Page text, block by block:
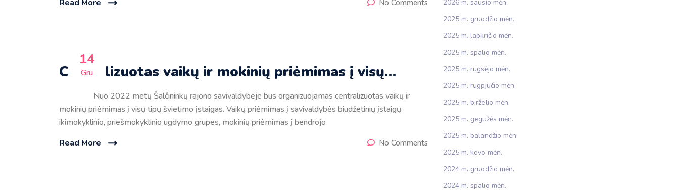
Read More No Comments
14
Gru
Centralizuotas vaikų ir mokinių priėmimas į visų…
Nuo 2022 metų Šalčininkų rajono savivaldybėje bus organizuojamas centralizuotas vaikų ir
mokinių priėmimas į visų tipų švietimo įstaigas. Vaikų priėmimas į savivaldybės biudžetinių įstaigų
ikimokyklinio, priešmokyklinio ugdymo grupes, mokinių priėmimas į bendrojo
Read More
No Comments
2026 m. sausio mėn.
2025 m. gruodžio mėn.
2025 m. lapkričio mėn.
2025 m. spalio mėn.
2025 m. rugsėjo mėn.
2025 m. rugpjūčio mėn.
2025 m. birželio mėn.
2025 m. gegužės mėn.
2025 m. balandžio mėn.
2025 m. kovo mėn.
2024 m. gruodžio mėn.
2024 m. spalio mėn.